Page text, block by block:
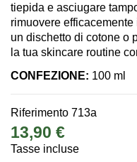
tiepida e asciugare
rimuovere
un dischetto di cotone o
la tua skincare routine
CONFEZIONE: 100 ml
Riferimento 713a
13,90 €
Tasse incluse